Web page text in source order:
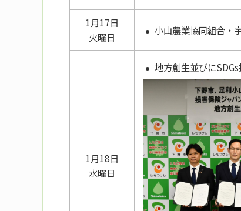
1月17日
火曜日
小山農業協同組合・
1月18日
水曜日
地方創生並びに